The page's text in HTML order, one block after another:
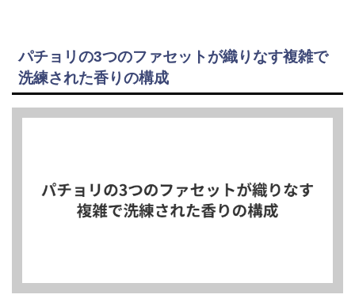
パチョリの3つのファセットが織りなす複雑で
洗練された香りの構成